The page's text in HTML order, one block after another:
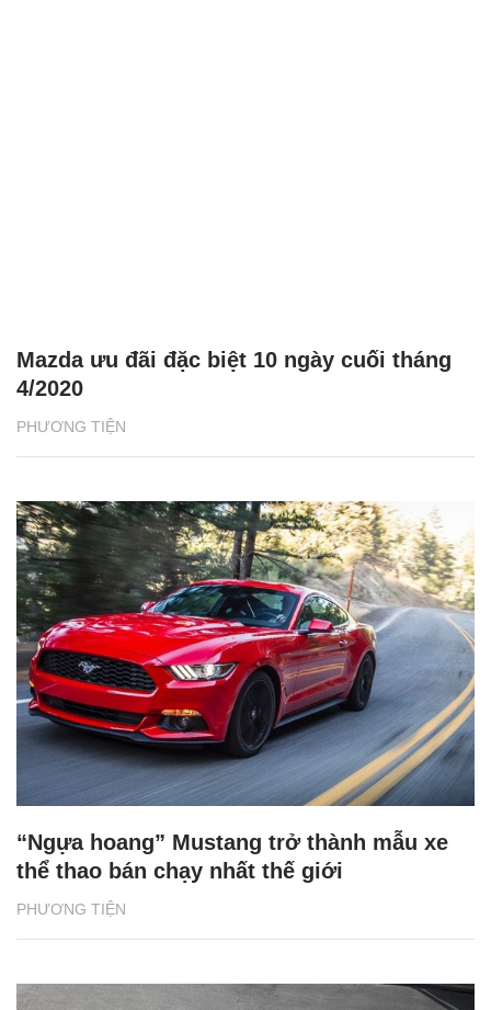
PHƯƠNG TIỆN
Mazda ưu đãi đặc biệt 10 ngày cuối tháng
4/2020
PHƯƠNG TIỆN
“Ngựa hoang” Mustang trở thành mẫu xe
thể thao bán chạy nhất thế giới